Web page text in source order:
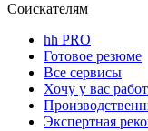
Соискателям
hh PRO
Готовое резюме
Все сервисы
Хочу у вас
Экспертная